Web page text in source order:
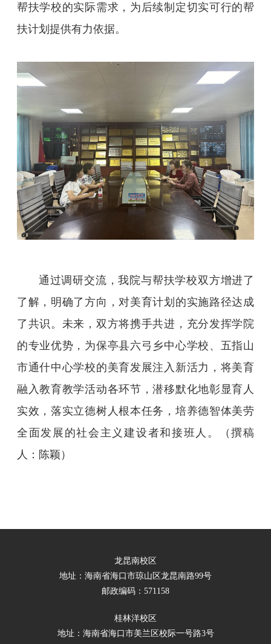
帮扶学校的实际需求，为后续制定切实可行的帮
扶计划提供有力依据。
通过调研交流，我院与帮扶学校双方增进了
了解，明确了方向，对美育计划的实施路径达成
了共识。未来，双方将携手共进，充分发挥学院
的专业优势，为保亭县六弓乡中心学校、五指山
市通什中心学校的美育发展注入新活力，将美育
融入教育教学活动各环节，潜移默化地彰显育人
实效，落实立德树人根本任务，培养德智体美劳
全面发展的社会主义建设者和接班人。（撰稿
人：陈颖）
龙昆南校区
地址：海南省海口市琼山区龙昆南路99号
邮政编码：571158
桂林洋校区
地址：海南省海口市美兰区校际一号路3号